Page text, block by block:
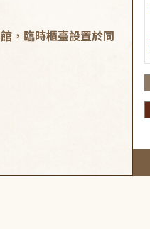
，臨時櫃臺設置於同